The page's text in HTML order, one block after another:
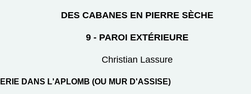
DES CABANES EN PIERRE SÈCHE
9 - PAROI EXTÉRIEURE
Christian Lassure
DANS L'APLOMB (OU MUR D'ASSISE)